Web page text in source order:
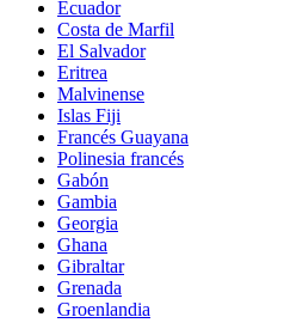
Ecuador
Costa de Marfil
El Salvador
Eritrea
Malvinense
Islas Fiji
Francés Guayana
Polinesia francés
Gabón
Gambia
Georgia
Ghana
Gibraltar
Grenada
Groenlandia